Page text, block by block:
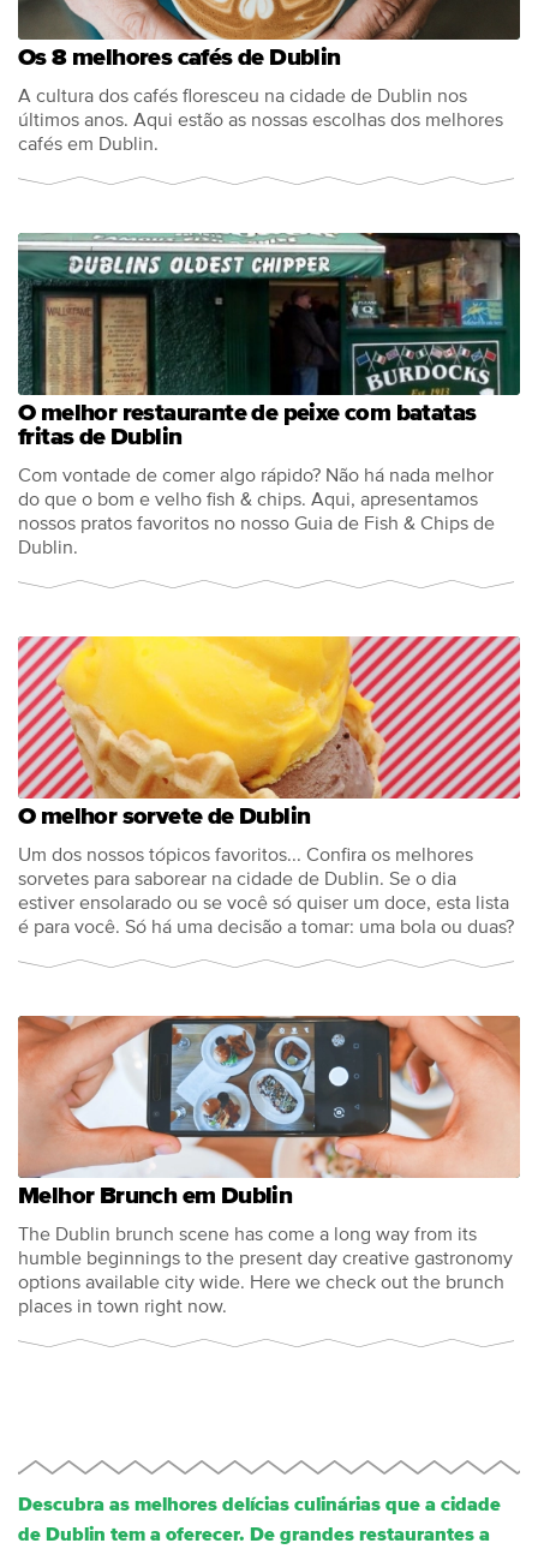
Os 8 melhores cafés de Dublin
A cultura dos cafés floresceu na cidade de Dublin nos
últimos anos. Aqui estão as nossas escolhas dos melhores
cafés em Dublin.
O melhor restaurante de peixe com batatas
fritas de Dublin
Com vontade de comer algo rápido? Não há nada melhor
do que o bom e velho fish & chips. Aqui, apresentamos
nossos pratos favoritos no nosso Guia de Fish & Chips de
Dublin.
O melhor sorvete de Dublin
Um dos nossos tópicos favoritos... Confira os melhores
sorvetes para saborear na cidade de Dublin. Se o dia
estiver ensolarado ou se você só quiser um doce, esta lista
é para você. Só há uma decisão a tomar: uma bola ou duas?
Melhor Brunch em Dublin
The Dublin brunch scene has come a long way from its
humble beginnings to the present day creative gastronomy
options available city wide. Here we check out the brunch
places in town right now.
Descubra as melhores delícias culinárias que a cidade
de Dublin tem a oferecer. De grandes restaurantes a